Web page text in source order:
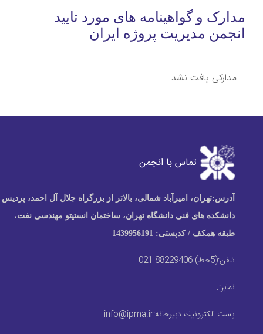
مدارک و گواهینامه های مورد تایید
انجمن مدیریت پروژه ایران
مدارکی یافت نشد
تماس با انجمن
آدرس:تهران، امیرآباد شمالی، بالاتر از بزرگراه جلال آل احمد، پردیس
دانشکده های فنی دانشگاه تهران، ساختمان انستیتو مهندسی نفت،
طبقه همکف / کدپستی: 1439956191
تلفن:(5خط) 88229406 021
نمابر:.
پست الكترونيك دبیرخانه:info@ipma.ir